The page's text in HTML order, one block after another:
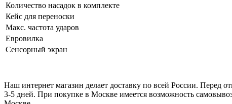
Количество насадок в комплекте
Кейс для переноски
Макс. частота ударов
Евровилка
Сенсорный экран
Наш интернет магазин делает доставку по всей России. Перед
3-5 дней. При покупке в Москве имеется возможность